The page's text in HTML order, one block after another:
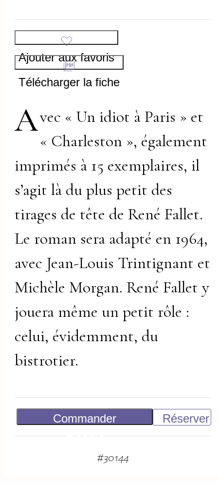
Ajouter aux favoris
Télécharger la fiche
Avec « Un idiot à Paris » et
« Charleston », également
imprimés à 15 exemplaires, il
s’agit là du plus petit des
tirages de tête de René Fallet.
Le roman sera adapté en 1964,
avec Jean-Louis Trintignant et
Michèle Morgan. René Fallet y
jouera même un petit rôle :
celui, évidemment, du
bistrotier.
Commander
Réserver
#30144